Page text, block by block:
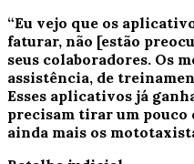
“Eu vejo que os
faturar, não [estão
seus colaboradores. Os
assistência, de
Esses aplicativos já
precisam tirar um pouco
ainda mais os